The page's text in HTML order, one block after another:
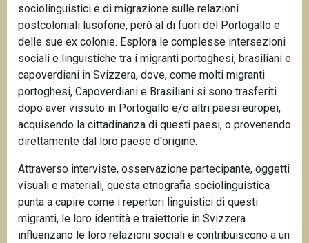
sociolinguistici e di migrazione sulle relazioni
postcoloniali lusofone, però al di fuori del Portogallo e
delle sue ex colonie. Esplora le complesse intersezioni
sociali e linguistiche tra i migranti portoghesi, brasiliani e
capoverdiani in Svizzera, dove, come molti migranti
portoghesi, Capoverdiani e Brasiliani si sono trasferiti
dopo aver vissuto in Portogallo e/o altri paesi europei,
acquisendo la cittadinanza di questi paesi, o provenendo
direttamente dal loro paese d'origine.
Attraverso interviste, osservazione partecipante, oggetti
visuali e materiali, questa etnografia sociolinguistica
punta a capire come i repertori linguistici di questi
migranti, le loro identità e traiettorie in Svizzera
influenzano le loro relazioni sociali e contribuiscono a un